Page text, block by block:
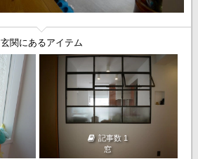
玄関にあるアイテム
記事数 1
窓